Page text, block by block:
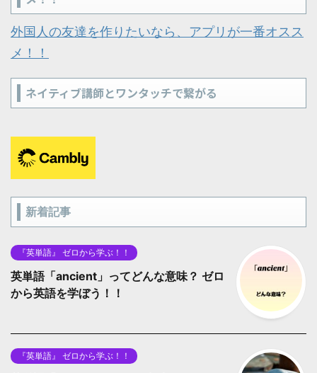
外国人の友達を作りたいなら、アプリが一番オスス
メ！！
ネイティブ講師とワンタッチで繋がる
新着記事
『英単語』 ゼロから学ぶ！！
英単語「ancient」ってどんな意味？ ゼロ
から英語を学ぼう！！
『英単語』 ゼロから学ぶ！！